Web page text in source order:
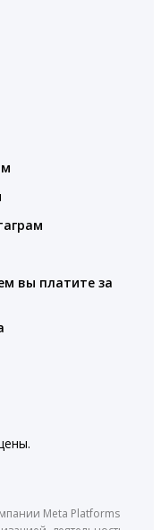
вы платите за
Meta Platforms